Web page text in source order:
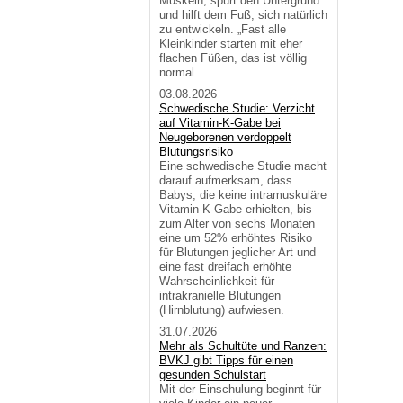
und hilft dem Fuß, sich natürlich
zu entwickeln. „Fast alle
Kleinkinder starten mit eher
flachen Füßen, das ist völlig
normal.
03.08.2026
Schwedische Studie: Verzicht
auf Vitamin-K-Gabe bei
Neugeborenen verdoppelt
Blutungsrisiko
Eine schwedische Studie macht
darauf aufmerksam, dass
Babys, die keine intramuskuläre
Vitamin-K-Gabe erhielten, bis
zum Alter von sechs Monaten
eine um 52% erhöhtes Risiko
für Blutungen jeglicher Art und
eine fast dreifach erhöhte
Wahrscheinlichkeit für
intrakranielle Blutungen
(Hirnblutung) aufwiesen.
31.07.2026
Mehr als Schultüte und Ranzen:
BVKJ gibt Tipps für einen
gesunden Schulstart
Mit der Einschulung beginnt für